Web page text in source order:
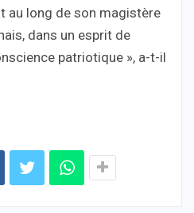
au long de son magistère
dans un esprit de
patriotique », a-t-il